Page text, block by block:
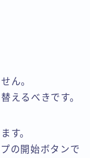
ん。
えるべきです。
す。
の開始ボタンで